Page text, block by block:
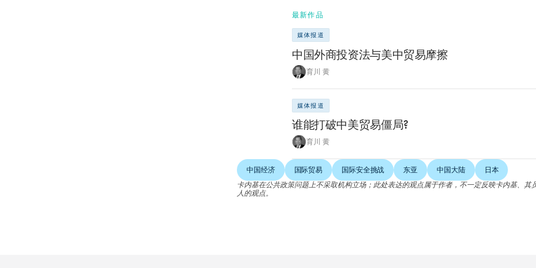
最新作品
媒体报道
中国外商投资法与美中贸易摩擦
育川 黄
媒体报道
谁能打破中美贸易僵局?
育川 黄
中国经济 国际贸易 国际安全挑战 东亚 中国大陆
日本
卡内基在公共政策问题上不采取机构立场；此处表达的观点属于作者，不一定反映卡内基、其
人的观点。